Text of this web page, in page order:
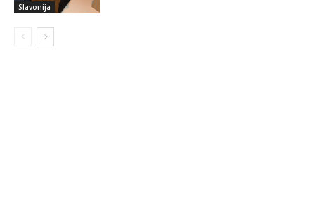
Slavonija